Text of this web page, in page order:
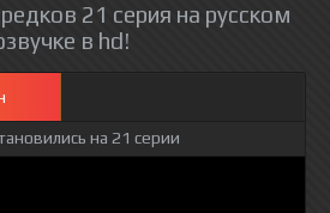
21 серия на русском
в hd!
на 21 серии